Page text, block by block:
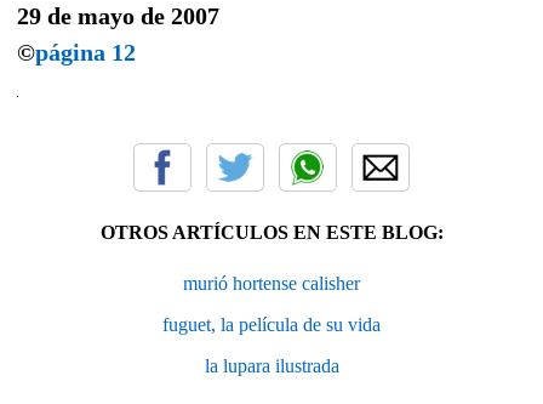
29 de mayo de 2007
©página 12
OTROS ARTÍCULOS EN ESTE BLOG:
murió hortense calisher
fuguet, la película de su vida
la lupara ilustrada